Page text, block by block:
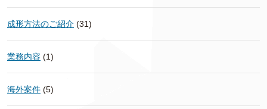
成形方法のご紹介 (31)
業務内容 (1)
海外案件 (5)